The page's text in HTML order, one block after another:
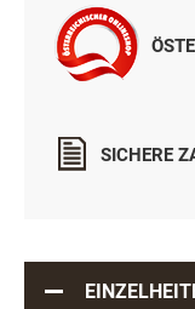
SICHERE